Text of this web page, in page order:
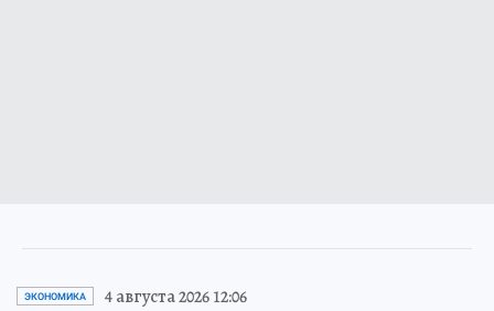
ЭКОНОМИКА 4 августа 2026 12:06